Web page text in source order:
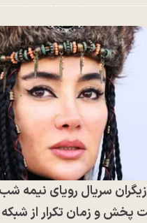
سریال رویای نیمه
پخش و زمان تکرار از